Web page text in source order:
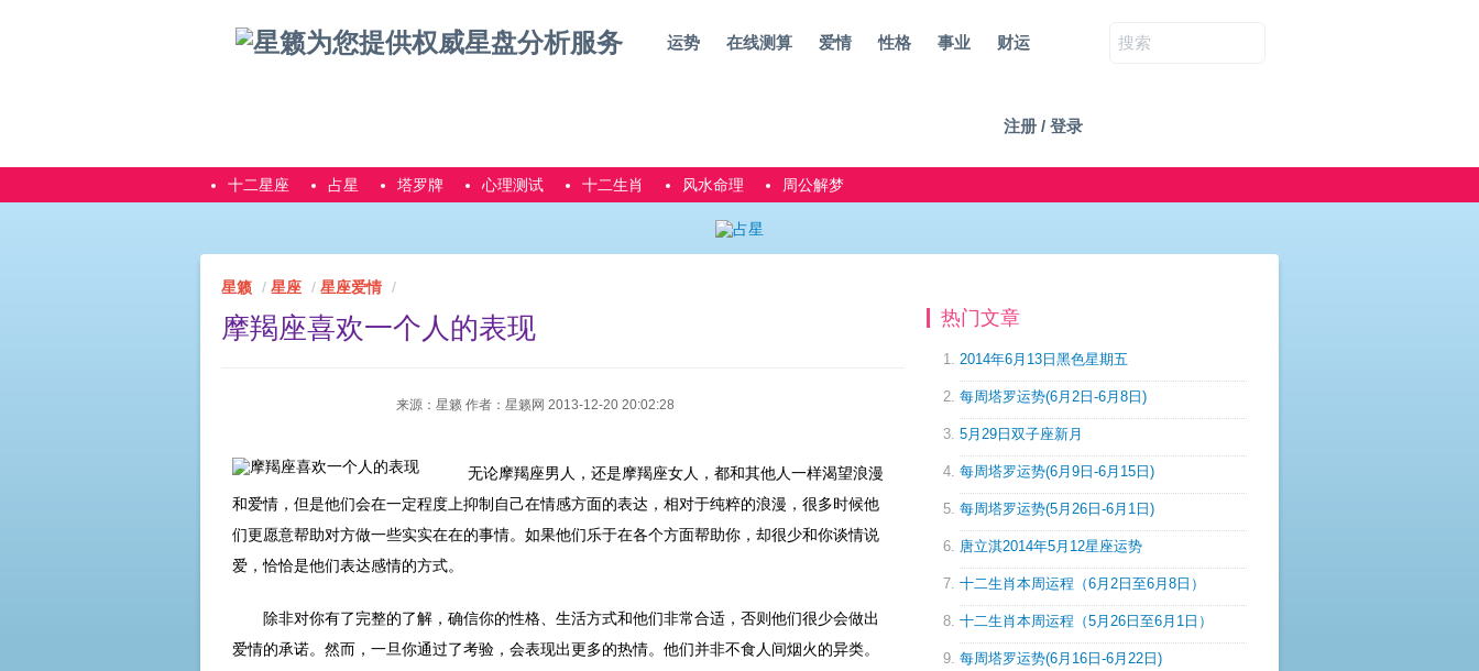
运势 在线测算 爱情 性格 事业 财运
注册 / 登录
十二星座 占星 塔罗牌 心理测试 十二生肖 风水命理 周公解梦
星籁 星座 星座爱情
摩羯座喜欢一个人的表现
来源：星籁 作者：星籁网 2013-12-20 20:02:28
无论摩羯座男人，还是摩羯座女人，都和其他人一样渴望浪漫
和爱情，但是他们会在一定程度上抑制自己在情感方面的表达，相对于纯粹的浪漫，很多时候他
们更愿意帮助对方做一些实实在在的事情。如果他们乐于在各个方面帮助你，却很少和你谈情说
爱，恰恰是他们表达感情的方式。
除非对你有了完整的了解，确信你的性格、生活方式和他们非常合适，否则他们很少会做出
爱情的承诺。然而，一旦你通过了考验，会表现出更多的热情。他们并非不食人间烟火的异类。
热门文章
2014年6月13日黑色星期五
每周塔罗运势(6月2日-6月8日)
5月29日双子座新月
每周塔罗运势(6月9日-6月15日)
每周塔罗运势(5月26日-6月1日)
唐立淇2014年5月12星座运势
十二生肖本周运程（6月2日至6月8日）
十二生肖本周运程（5月26日至6月1日）
每周塔罗运势(6月16日-6月22日)